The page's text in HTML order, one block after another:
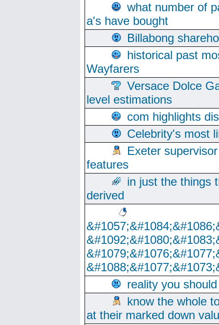
what number of
a's have bought
Billabong
historical past
Wayfarers
Versace Dolce
level estimations
com highlights
Celebrity's most
Exeter
features
in just the things
derived
reality you
know the whole
at their marked down